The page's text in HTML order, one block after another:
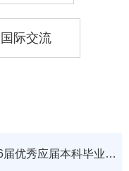
国际交流
信息与通信工程学院2026届优秀应届本科毕业生推免生工作实施细则